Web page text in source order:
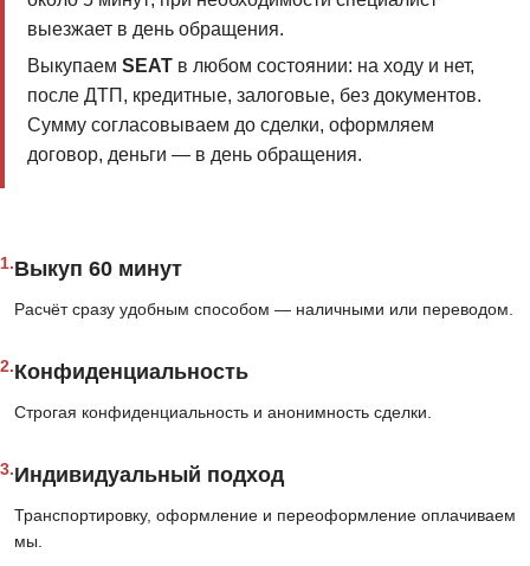
выезжает в день обращения.
Выкупаем SEATв любом состоянии: на ходу и нет,
после ДТП, кредитные, залоговые, без документов.
Сумму согласовываем до сделки, оформляем
договор, деньги — в день обращения.
1.Выкуп 60 минут
Расчёт сразу удобным способом — наличными или переводом.
2.Конфиденциальность
Строгая конфиденциальность и анонимность сделки.
3.Индивидуальный подход
Транспортировку, оформление и переоформление оплачиваем
мы.